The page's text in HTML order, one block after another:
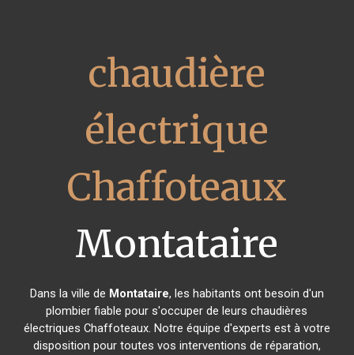
chaudière
électrique
Chaffoteaux
Montataire
Dans la ville de Montataire, les habitants ont besoin d'un
plombier fiable pour s'occuper de leurs chaudières
électriques Chaffoteaux. Notre équipe d'experts est à votre
disposition pour toutes vos interventions de réparation,